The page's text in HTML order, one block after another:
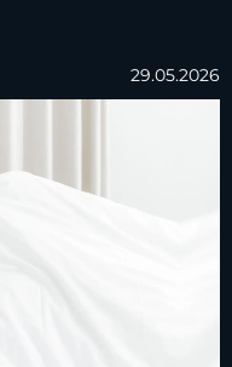
29.05.2026